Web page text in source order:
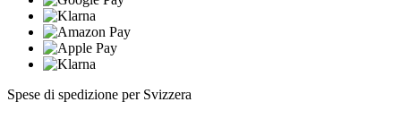
Spese di spedizione per Svizzera